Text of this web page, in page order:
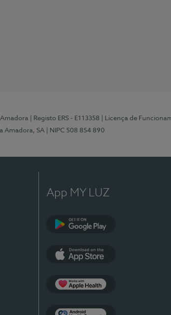
Amadora | Registo ERS - E113358 | Licença de
Amadora, SA
| NIPC 508 854 890
App MY LUZ